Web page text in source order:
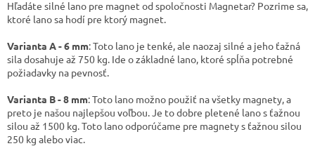
Hľadáte silné lano pre magnet od spoločnosti Magnetar? Pozrime sa,
ktoré lano sa hodí pre ktorý magnet.
Varianta A - 6 mm: Toto lano je tenké, ale naozaj silné a jeho ťažná
sila dosahuje až 750 kg. Ide o základné lano, ktoré spĺňa potrebné
požiadavky na pevnosť.
Varianta B - 8 mm: Toto lano možno použiť na všetky magnety, a
preto je našou najlepšou voľbou. Je to dobre pletené lano s ťažnou
silou až 1500 kg. Toto lano odporúčame pre magnety s ťažnou silou
250 kg alebo viac.